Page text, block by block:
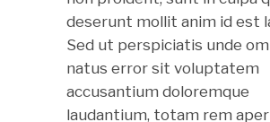
deserunt mollit anim id est
Sed ut perspiciatis unde
natus error sit voluptatem
accusantium doloremque
laudantium, totam rem